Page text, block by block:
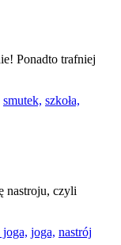
Ponadto trafniej
smutek, szkoła,
nastroju, czyli
joga, joga, nastrój